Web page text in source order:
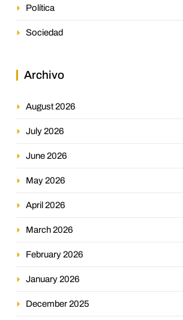
Política
Sociedad
Archivo
August 2026
July 2026
June 2026
May 2026
April 2026
March 2026
February 2026
January 2026
December 2025